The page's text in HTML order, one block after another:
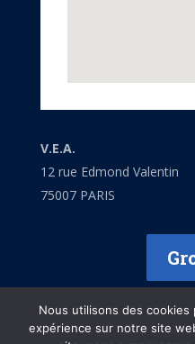
V.E.A.
12 rue Edmond Valentin
75007 PARIS
Nous utilisons des cookies
expérience sur notre site